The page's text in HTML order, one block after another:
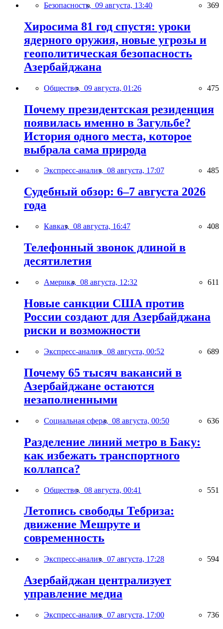
Безопасность, 09 августа, 13:40 369
Хиросима 81 год спустя: уроки
ядерного оружия, новые угрозы и
геополитическая безопасность
Азербайджана
Общество, 09 августа, 01:26 475
Почему президентская резиденция
появилась именно в Загульбе?
История одного места, которое
выбрала сама природа
Экспресс-анализ, 08 августа, 17:07 485
Судебный обзор: 6–7 августа 2026
года
Кавказ, 08 августа, 16:47 408
Телефонный звонок длиной в
десятилетия
Америка, 08 августа, 12:32 611
Новые санкции США против
России создают для Азербайджана
риски и возможности
Экспресс-анализ, 08 августа, 00:52 689
Почему 65 тысяч вакансий в
Азербайджане остаются
незаполненными
Социальная сфера, 08 августа, 00:50 636
Разделение линий метро в Баку:
как избежать транспортного
коллапса?
Общество, 08 августа, 00:41 551
Летопись свободы Тебриза:
движение Мешруте и
современность
Экспресс-анализ, 07 августа, 17:28 594
Азербайджан централизует
управление медиа
Экспресс-анализ, 07 августа, 17:00 736